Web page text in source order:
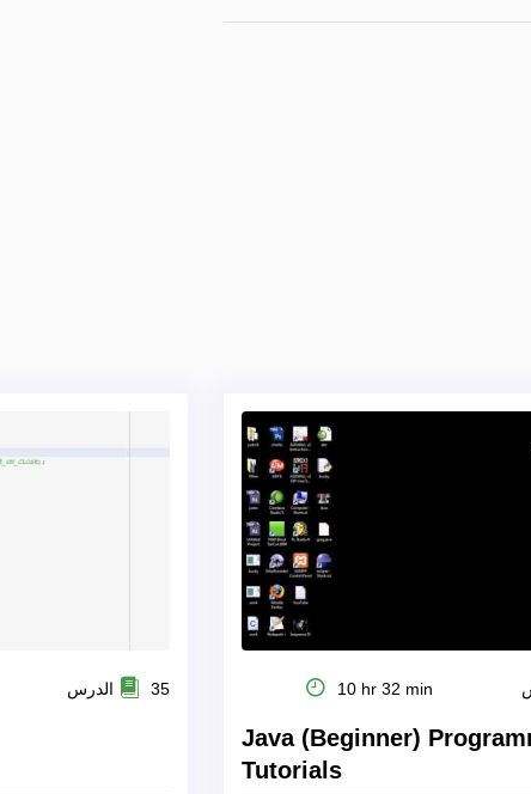
10 hr 32 min
Java (Beginner)
Tutorials
35 الدرس